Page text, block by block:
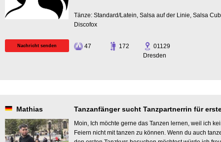
Tänze: Standard/Latein, Salsa auf der Linie, Salsa
Discofox
Nachricht senden 47 172
01129
Dresden
Mathias Tanzanfänger sucht Tanzpartnerrin für
Moin, Ich möchte gerne das Tanzen lernen, weil ich
Feiern nicht mit tanzen zu können. Wenn du auch